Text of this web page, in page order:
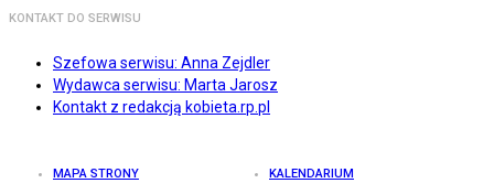
KONTAKT DO SERWISU
Szefowa serwisu: Anna Zejdler
Wydawca serwisu: Marta Jarosz
Kontakt z redakcją kobieta.rp.pl
MAPA STRONY KALENDARIUM